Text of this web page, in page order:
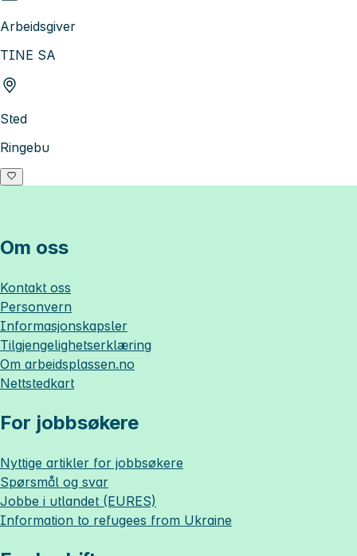
Arbeidsgiver
TINE SA
Sted
Ringebu
Om oss
Kontakt oss
Personvern
Informasjonskapsler
Tilgjengelighetserklæring
Om arbeidsplassen.no
Nettstedkart
For jobbsøkere
Nyttige artikler for jobbsøkere
Spørsmål og svar
Jobbe i utlandet (EURES)
Information to refugees from Ukraine